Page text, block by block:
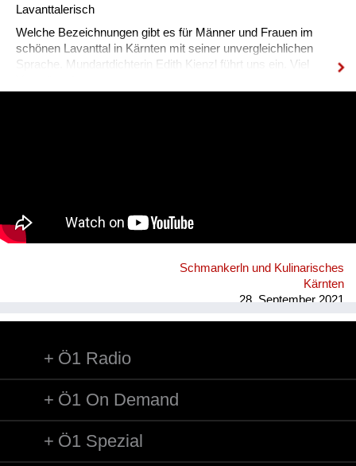
Lavanttalerisch
Welche Bezeichnungen gibt es für Männer und Frauen im
schönen Lavanttal in Kärnten mit seiner unvergleichlichen
Sprache. Mundartdichterin Edith Kienzl führt uns ein. Viel
Schmankerln und Kulinarisches
Kärnten
28. September 2021
Ö1 Radio
Ö1 On Demand
Ö1 Spezial